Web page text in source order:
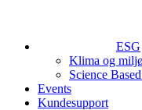
ESG
Klima og
Science
Events
Kundesupport